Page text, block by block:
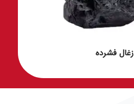
زغال فشرده